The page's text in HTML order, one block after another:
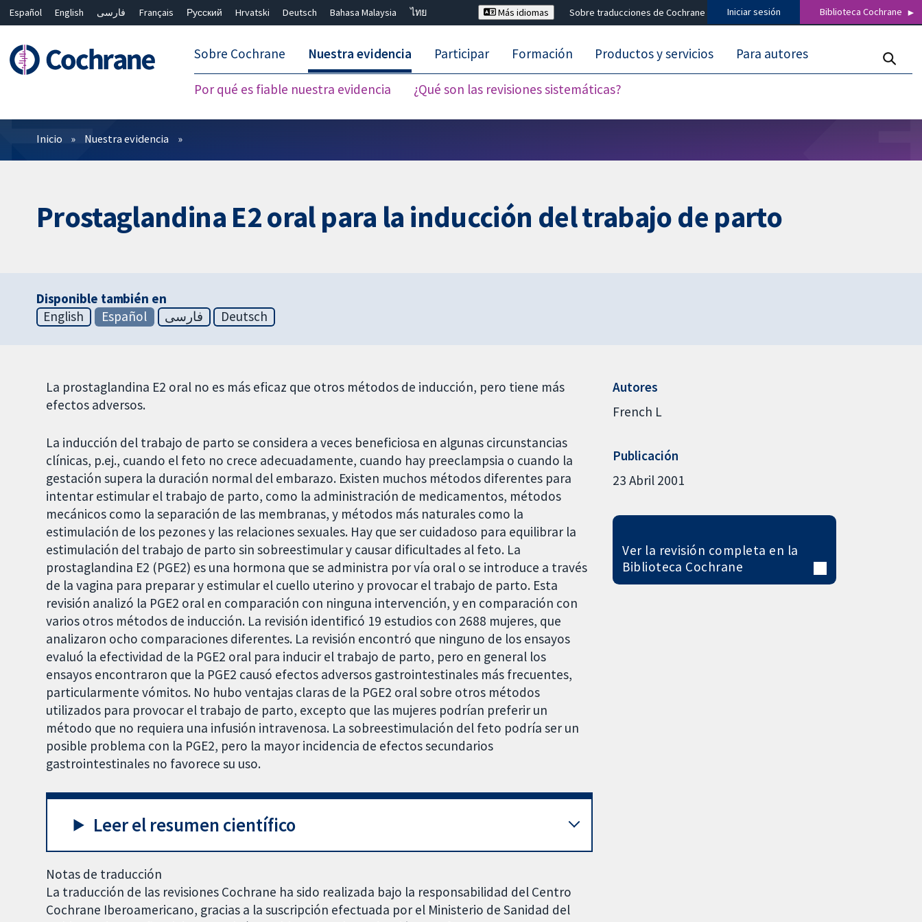
Español English فارسی Français Русский Hrvatski Deutsch Bahasa Malaysia
ไทย
Más idiomas Sobre traducciones de Cochrane Iniciar sesión Biblioteca Cochrane
Sobre Cochrane Nuestra evidencia
Por qué es fiable nuestra evidencia ¿Qué son las revisiones sistemáticas?
Participar Formación Productos y servicios Para autores
Filtros
Inicio Nuestra evidencia
Prostaglandina E2 oral para la inducción del trabajo de parto
Disponible también en
English
Español فارسی Deutsch
La prostaglandina E2 oral no es más eficaz que otros métodos de inducción, pero tiene más
efectos adversos.
La inducción del trabajo de parto se considera a veces beneficiosa en algunas circunstancias
clínicas, p.ej., cuando el feto no crece adecuadamente, cuando hay preeclampsia o cuando la
gestación supera la duración normal del embarazo. Existen muchos métodos diferentes para
intentar estimular el trabajo de parto, como la administración de medicamentos, métodos
mecánicos como la separación de las membranas, y métodos más naturales como la
estimulación de los pezones y las relaciones sexuales. Hay que ser cuidadoso para equilibrar la
estimulación del trabajo de parto sin sobreestimular y causar dificultades al feto. La
prostaglandina E2 (PGE2) es una hormona que se administra por vía oral o se introduce a través
de la vagina para preparar y estimular el cuello uterino y provocar el trabajo de parto. Esta
revisión analizó la PGE2 oral en comparación con ninguna intervención, y en comparación con
varios otros métodos de inducción. La revisión identificó 19 estudios con 2688 mujeres, que
analizaron ocho comparaciones diferentes. La revisión encontró que ninguno de los ensayos
evaluó la efectividad de la PGE2 oral para inducir el trabajo de parto, pero en general los
ensayos encontraron que la PGE2 causó efectos adversos gastrointestinales más frecuentes,
particularmente vómitos. No hubo ventajas claras de la PGE2 oral sobre otros métodos
utilizados para provocar el trabajo de parto, excepto que las mujeres podrían preferir un
método que no requiera una infusión intravenosa. La sobreestimulación del feto podría ser un
posible problema con la PGE2, pero la mayor incidencia de efectos secundarios
gastrointestinales no favorece su uso.
Leer el resumen científico
Notas de traducción
La traducción de las revisiones Cochrane ha sido realizada bajo la responsabilidad del Centro
Cochrane Iberoamericano, gracias a la suscripción efectuada por el Ministerio de Sanidad del
Autores
French L
Publicación
23 Abril 2001
Ver la revisión completa en la
Biblioteca Cochrane